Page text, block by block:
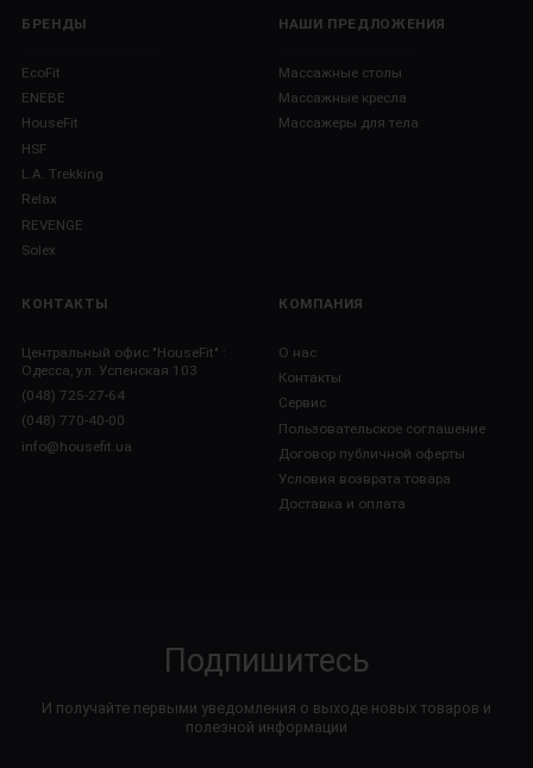
БРЕНДЫ
EcoFit
ENEBE
HouseFit
HSF
L.A. Trekking
Relax
REVENGE
Solex
НАШИ ПРЕДЛОЖЕНИЯ
Массажные столы
Массажные кресла
Массажеры для тела
КОНТАКТЫ
Центральный офис "HouseFit" :
Одесса, ул. Успенская 103
(048) 725-27-64
(048) 770-40-00
info@housefit.ua
КОМПАНИЯ
О нас
Контакты
Сервис
Пользовательское соглашение
Договор публичной оферты
Условия возврата товара
Доставка и оплата
Подпишитесь
И получайте первыми уведомления о выходе новых товаров и
полезной информации